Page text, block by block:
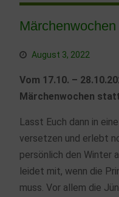
August 3, 2022
Vom 17.10. –
Märchenwochen
Lasst Euch dann in
versetzen und erlebt
persönlich den Winter
leidet mit, wenn die
muss. Vor allem die